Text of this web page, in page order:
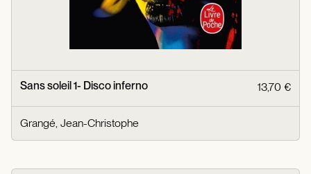
Sans soleil 1- Disco inferno 13,70 €
Grangé, Jean-Christophe